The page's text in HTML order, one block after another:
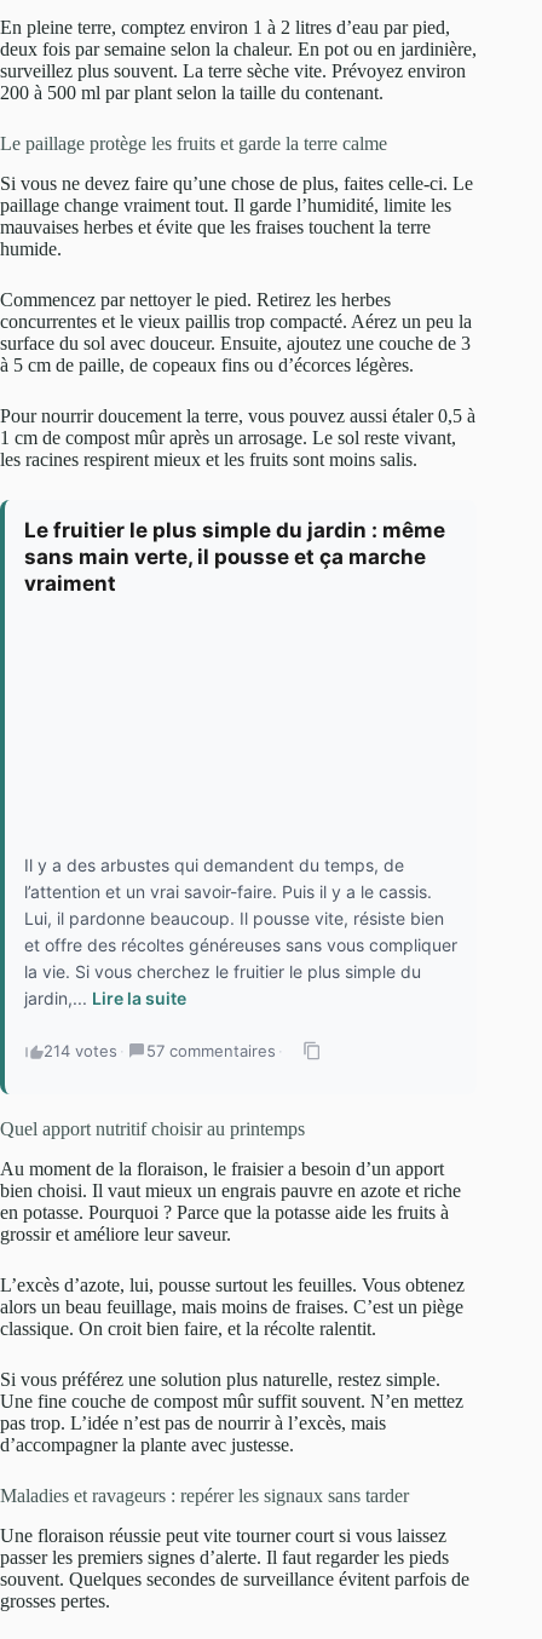
En pleine terre, comptez environ 1 à 2 litres d’eau par pied,
deux fois par semaine selon la chaleur. En pot ou en jardinière,
surveillez plus souvent. La terre sèche vite. Prévoyez environ
200 à 500 ml par plant selon la taille du contenant.
Le paillage protège les fruits et garde la terre calme
Si vous ne devez faire qu’une chose de plus, faites celle-ci. Le
paillage change vraiment tout. Il garde l’humidité, limite les
mauvaises herbes et évite que les fraises touchent la terre
humide.
Commencez par nettoyer le pied. Retirez les herbes
concurrentes et le vieux paillis trop compacté. Aérez un peu la
surface du sol avec douceur. Ensuite, ajoutez une couche de 3
à 5 cm de paille, de copeaux fins ou d’écorces légères.
Pour nourrir doucement la terre, vous pouvez aussi étaler 0,5 à
1 cm de compost mûr après un arrosage. Le sol reste vivant,
les racines respirent mieux et les fruits sont moins salis.
Le fruitier le plus simple du jardin : même
sans main verte, il pousse et ça marche
vraiment
Il y a des arbustes qui demandent du temps, de
l’attention et un vrai savoir-faire. Puis il y a le cassis.
Lui, il pardonne beaucoup. Il pousse vite, résiste bien
et offre des récoltes généreuses sans vous compliquer
la vie. Si vous cherchez le fruitier le plus simple du
jardin,... Lire la suite
214 votes · 57 commentaires ·
Quel apport nutritif choisir au printemps
Au moment de la floraison, le fraisier a besoin d’un apport
bien choisi. Il vaut mieux un engrais pauvre en azote et riche
en potasse. Pourquoi ? Parce que la potasse aide les fruits à
grossir et améliore leur saveur.
L’excès d’azote, lui, pousse surtout les feuilles. Vous obtenez
alors un beau feuillage, mais moins de fraises. C’est un piège
classique. On croit bien faire, et la récolte ralentit.
Si vous préférez une solution plus naturelle, restez simple.
Une fine couche de compost mûr suffit souvent. N’en mettez
pas trop. L’idée n’est pas de nourrir à l’excès, mais
d’accompagner la plante avec justesse.
Maladies et ravageurs : repérer les signaux sans tarder
Une floraison réussie peut vite tourner court si vous laissez
passer les premiers signes d’alerte. Il faut regarder les pieds
souvent. Quelques secondes de surveillance évitent parfois de
grosses pertes.